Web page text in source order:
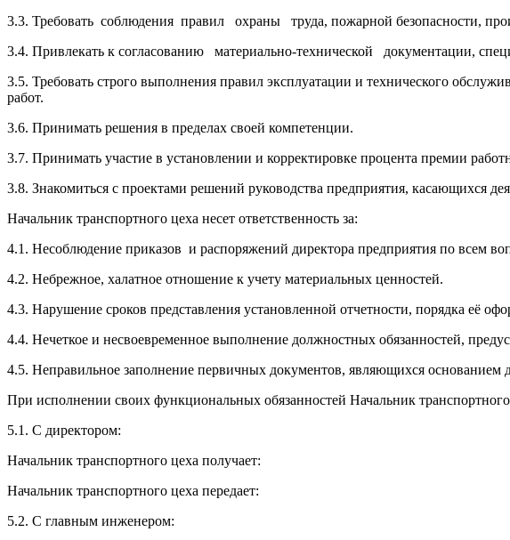
3.3. Требовать соблюдения правил охраны труда, пожарной безопасности,
3.4. Привлекать к согласованию материально-технической документации,
3.5. Требовать строго выполнения правил эксплуатации и технического
работ.
3.6. Принимать решения в пределах своей компетенции.
3.7. Принимать участие в установлении и корректировке процента премии
3.8. Знакомиться с проектами решений руководства предприятия, касающихся
Начальник транспортного цеха несет ответственность за:
4.1. Несоблюдение приказов и распоряжений директора предприятия по всем
4.2. Небрежное, халатное отношение к учету материальных ценностей.
4.3. Нарушение сроков представления установленной отчетности, порядка её
4.4. Нечеткое и несвоевременное выполнение должностных обязанностей,
4.5. Неправильное заполнение первичных документов, являющихся
При исполнении своих функциональных обязанностей Начальник
5.1. С директором:
Начальник транспортного цеха получает:
Начальник транспортного цеха передает:
5.2. С главным инженером: